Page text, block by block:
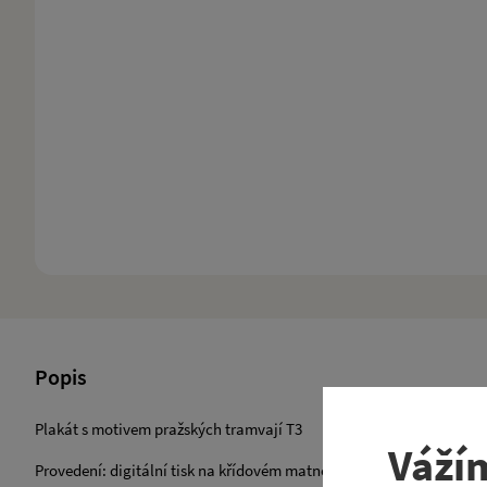
Popis
Plakát s motivem pražských tramvají T3
Provedení: digitální tisk na křídovém matném papíře vysoké